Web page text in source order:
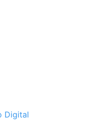
Digital